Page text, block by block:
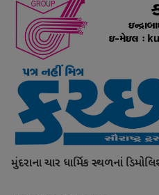
મુંદરાના ચાર ધાર્મિક સ્થળનાં